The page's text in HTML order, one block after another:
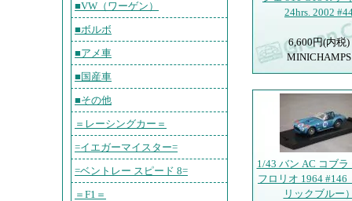
■VW（ワーゲン）
■ボルボ
■アメ車
■国産車
■その他
＝レーシングカー＝
=イエガーマイスター=
=ベントレー スピード 8=
＝F1＝
24hrs. 2002
6,600円(内税)
MINICHAMPS
1/43 バン AC コブラ
フロリオ 1964 #146
リックブルー